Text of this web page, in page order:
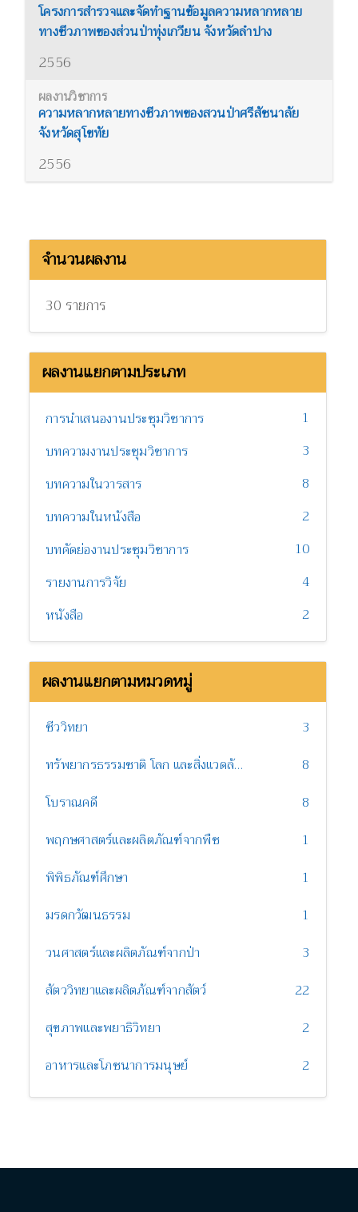
โครงการสำรวจและจัดทำฐานข้อมูลความหลากหลาย
ทางชีวภาพของส่วนป่าทุ่งเกวียน จังหวัดลำปาง
2556
ความหลากหลายทางชีวภาพของสวนป่าศรีสัชนาลัย
จังหวัดสุโขทัย
2556
จำนวนผลงาน
30 รายการ
ผลงานแยกตามประเภท
การนำเสนองานประชุมวิชาการ
1
บทความงานประชุมวิชาการ
3
บทความในวารสาร
8
บทความในหนังสือ
2
บทคัดย่องานประชุมวิชาการ
10
รายงานการวิจัย
4
หนังสือ
2
ผลงานแยกตามหมวดหมู่
ชีววิทยา
3
ทรัพยากรธรรมชาติ โลก และสิ่งแวดล้อม
8
โบราณคดี
8
พฤกษศาสตร์และผลิตภัณฑ์จากพืช
1
พิพิธภัณฑ์ศึกษา
1
มรดกวัฒนธรรม
1
วนศาสตร์และผลิตภัณฑ์จากป่า
3
สัตววิทยาและผลิตภัณฑ์จากสัตว์
22
สุขภาพและพยาธิวิทยา
2
อาหารและโภชนาการมนุษย์
2